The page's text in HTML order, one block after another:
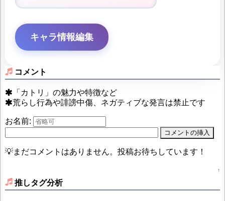
キャラ情報編集
コメント
「カトリ」の魅力や特徴など
荒らし行為や誹謗中傷、ネガティブな発言は禁止です
お名前:
💡まだコメントはありません。投稿お待ちしています！
↑
推しタグ分析